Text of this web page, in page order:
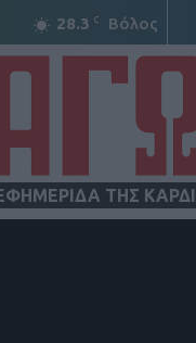
28.3 C Βόλος
ΤΗΣ